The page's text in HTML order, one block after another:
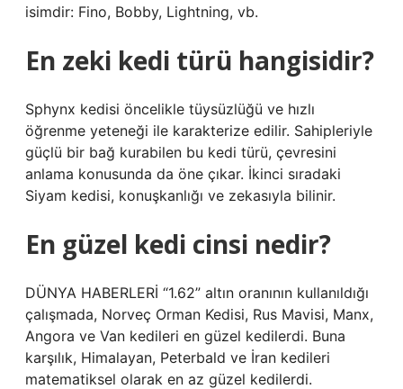
isimdir: Fino, Bobby, Lightning, vb.
En zeki kedi türü hangisidir?
Sphynx kedisi öncelikle tüysüzlüğü ve hızlı
öğrenme yeteneği ile karakterize edilir. Sahipleriyle
güçlü bir bağ kurabilen bu kedi türü, çevresini
anlama konusunda da öne çıkar. İkinci sıradaki
Siyam kedisi, konuşkanlığı ve zekasıyla bilinir.
En güzel kedi cinsi nedir?
DÜNYA HABERLERİ “1.62” altın oranının kullanıldığı
çalışmada, Norveç Orman Kedisi, Rus Mavisi, Manx,
Angora ve Van kedileri en güzel kedilerdi. Buna
karşılık, Himalayan, Peterbald ve İran kedileri
matematiksel olarak en az güzel kedilerdi.